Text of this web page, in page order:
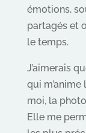
émotions,
partagés et
le temps.
J’aimerais
qui
moi, la
Elle me